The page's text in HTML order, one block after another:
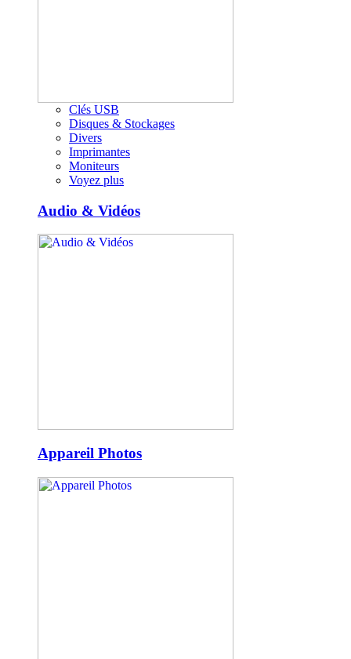
Clés USB
Disques & Stockages
Divers
Imprimantes
Moniteurs
Voyez plus
Audio & Vidéos
Appareil Photos